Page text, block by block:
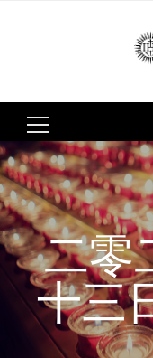
Search
for:
二零
十三